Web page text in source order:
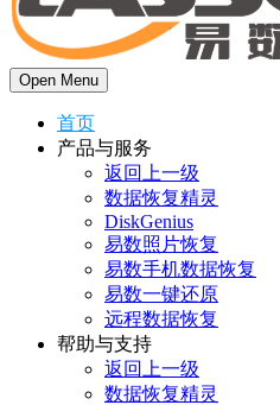
Open Menu
首页
产品与服务
返回上一级
数据恢复精灵
DiskGenius
易数照片恢复
易数手机数据恢复
易数一键还原
远程数据恢复
帮助与支持
返回上一级
数据恢复精灵